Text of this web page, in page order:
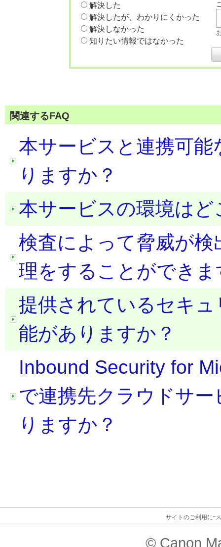
解決した
解決したが、わかりにくかった
解決しなかった
知りたい情報ではなかった
関連するFAQ
本サービスと連携可
りますか？
本サービスの環境は
検査によって脅威が
理をすることができま
提供されているセキ
能がありますか？
Inbound Security for
で連携先クラウドサ
りますか？
サイトのご利用につ
© Canon